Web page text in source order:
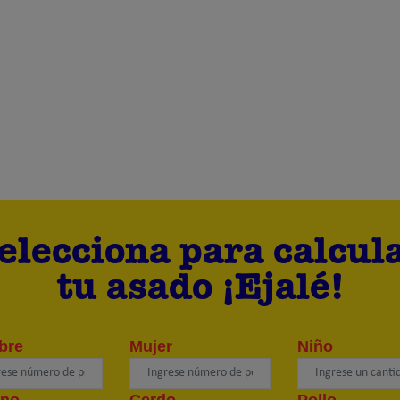
para
tu asado ¡Ejalé!
Mujer Niño